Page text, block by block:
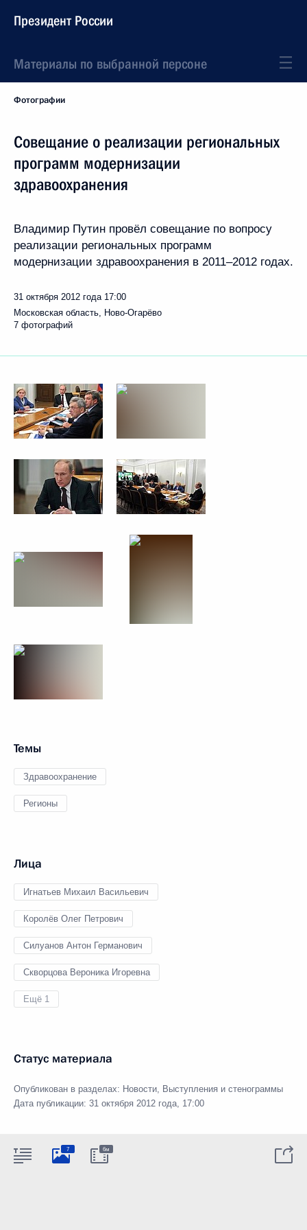
Президент России
Материалы по выбранной персоне
Фотографии
Совещание о реализации региональных
программ модернизации
здравоохранения
Владимир Путин провёл совещание по вопросу
реализации региональных программ
модернизации здравоохранения в 2011–2012 годах.
31 октября 2012 года 17:00
Московская область, Ново-Огарёво
7 фотографий
Темы
Здравоохранение
Регионы
Лица
Игнатьев Михаил Васильевич
Королёв Олег Петрович
Силуанов Антон Германович
Скворцова Вероника Игоревна
Ещё 1
Статус материала
Опубликован в разделах: Новости, Выступления и стенограммы
Дата публикации: 31 октября 2012 года, 17:00
7 6м